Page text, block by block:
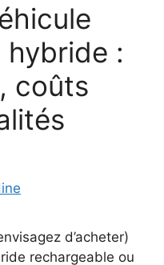
:
coûts
d’acheter)
rechargeable ou